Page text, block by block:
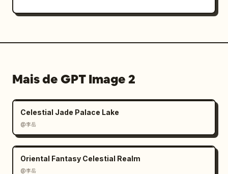
Mais de GPT Image 2
Celestial Jade Palace Lake
@李岳
Oriental Fantasy Celestial Realm
@李岳